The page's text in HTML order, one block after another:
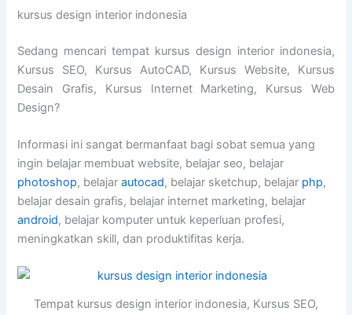
kursus design interior indonesia
Sedang mencari tempat kursus design interior indonesia,
Kursus SEO, Kursus AutoCAD, Kursus Website, Kursus
Desain Grafis, Kursus Internet Marketing, Kursus Web
Design?
Informasi ini sangat bermanfaat bagi sobat semua yang
ingin belajar membuat website, belajar seo, belajar
photoshop, belajarautocad, belajar sketchup, belajar php,
belajar desain grafis, belajar internet marketing, belajar
android, belajar komputer untuk keperluan profesi,
meningkatkan skill, dan produktifitas kerja.
Tempat kursus design interior indonesia, Kursus SEO,